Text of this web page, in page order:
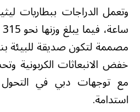
خفض الانبعاثات الكربونية
مع توجهات دبي في
استدامة.